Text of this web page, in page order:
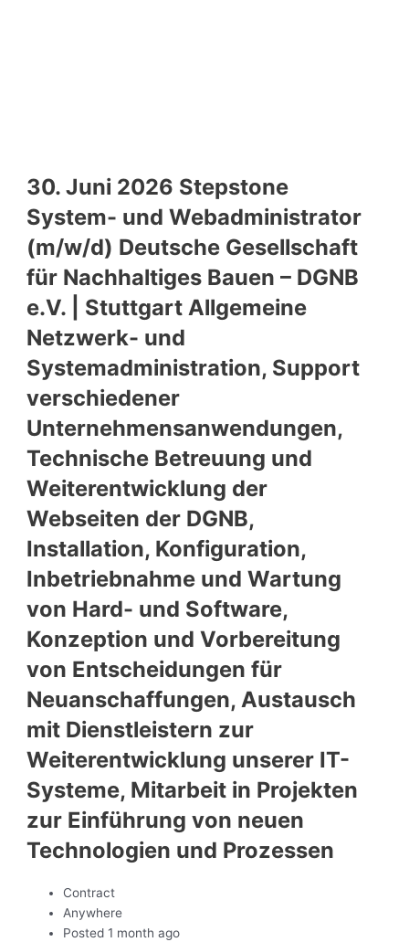
30. Juni 2026 Stepstone
System- und Webadministrator
(m/w/d) Deutsche Gesellschaft
für Nachhaltiges Bauen – DGNB
e.V. | Stuttgart Allgemeine
Netzwerk- und
Systemadministration, Support
verschiedener
Unternehmensanwendungen,
Technische Betreuung und
Weiterentwicklung der
Webseiten der DGNB,
Installation, Konfiguration,
Inbetriebnahme und Wartung
von Hard- und Software,
Konzeption und Vorbereitung
von Entscheidungen für
Neuanschaffungen, Austausch
mit Dienstleistern zur
Weiterentwicklung unserer IT-
Systeme, Mitarbeit in Projekten
zur Einführung von neuen
Technologien und Prozessen
Contract
Anywhere
Posted 1 month ago